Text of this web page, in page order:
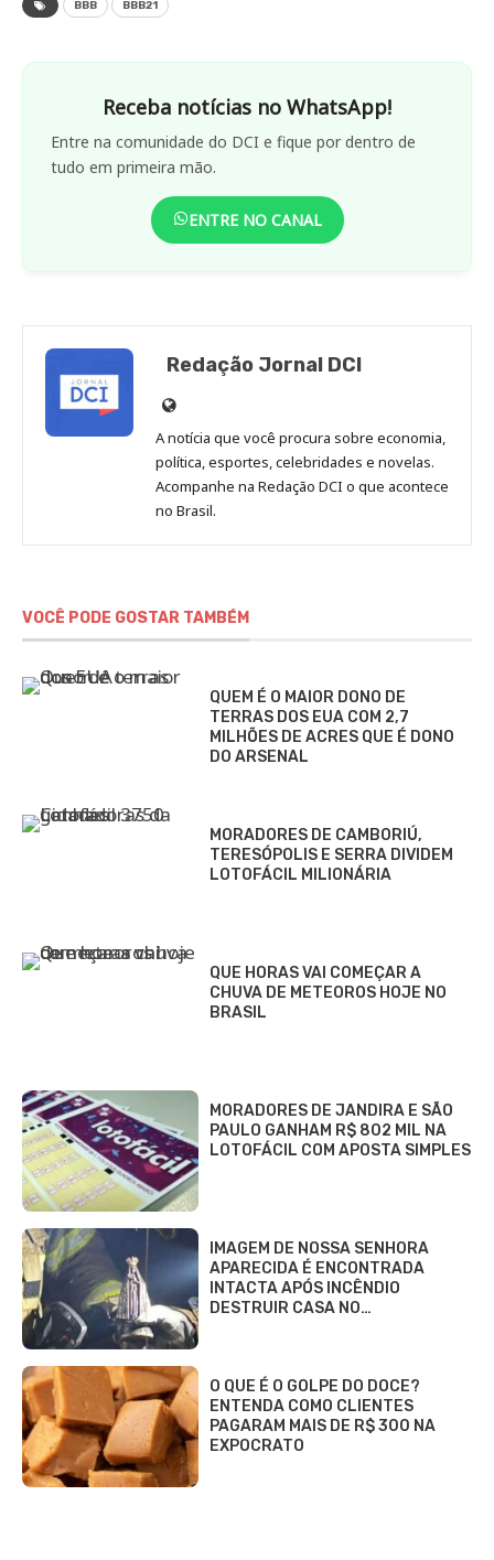
BBB BBB21
Receba notícias no WhatsApp!
Entre na comunidade do DCI e fique por dentro de
tudo em primeira mão.
ENTRE NO CANAL
Redação Jornal DCI
Site
de
Redação
Jornal
DCI
A notícia que você procura sobre economia,
política, esportes, celebridades e novelas.
Acompanhe na Redação DCI o que acontece
no Brasil.
VOCÊ PODE GOSTAR TAMBÉM
QUEM É O MAIOR DONO DE
TERRAS DOS EUA COM 2,7
MILHÕES DE ACRES QUE É DONO
DO ARSENAL
MORADORES DE CAMBORIÚ,
TERESÓPOLIS E SERRA DIVIDEM
LOTOFÁCIL MILIONÁRIA
QUE HORAS VAI COMEÇAR A
CHUVA DE METEOROS HOJE NO
BRASIL
MORADORES DE JANDIRA E SÃO
PAULO GANHAM R$ 802 MIL NA
LOTOFÁCIL COM APOSTA SIMPLES
IMAGEM DE NOSSA SENHORA
APARECIDA É ENCONTRADA
INTACTA APÓS INCÊNDIO
DESTRUIR CASA NO…
O QUE É O GOLPE DO DOCE?
ENTENDA COMO CLIENTES
PAGARAM MAIS DE R$ 300 NA
EXPOCRATO